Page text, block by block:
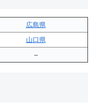
広島県
山口県
–